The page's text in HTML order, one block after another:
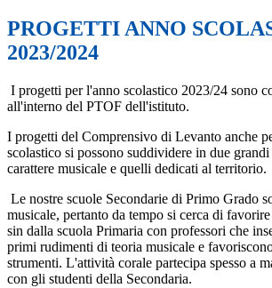
PROGETTI ANNO
2023/2024
I progetti per l'anno scolastico 2023/24 sono
all'interno del PTOF dell'istituto.
I progetti del Comprensivo di Levanto anche
scolastico si possono suddividere in due
carattere musicale e quelli dedicati al territorio.
Le nostre scuole Secondarie di Primo Grado
musicale, pertanto da tempo si cerca di
sin dalla scuola Primaria con professori che
primi rudimenti di teoria musicale e
strumenti. L'attività corale partecipa spesso a
con gli studenti della Secondaria.